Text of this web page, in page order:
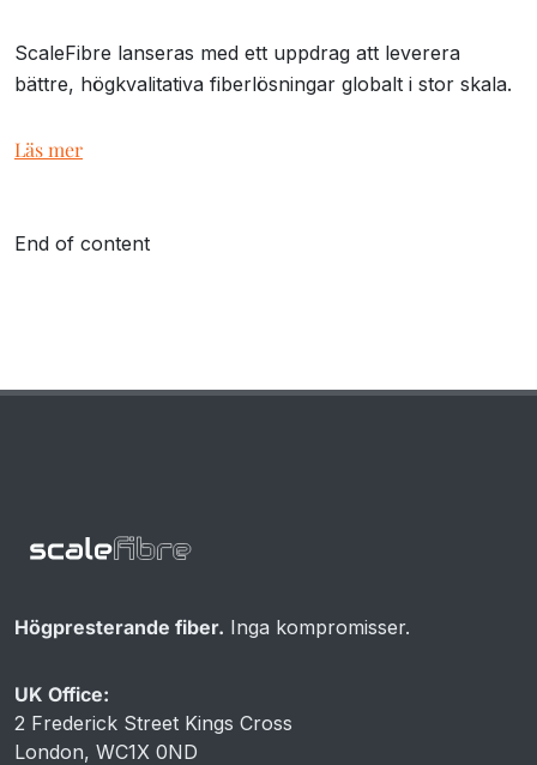
ScaleFibre lanseras med ett uppdrag att leverera
bättre, högkvalitativa fiberlösningar globalt i stor skala.
Läs mer
End of content
Högpresterande fiber. Inga kompromisser.
UK Office:
2 Frederick Street Kings Cross
London, WC1X 0ND